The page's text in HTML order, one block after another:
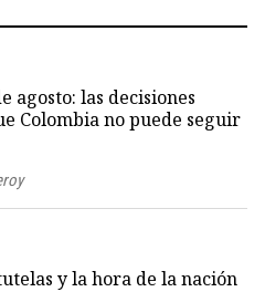
agosto: las decisiones
Colombia no puede seguir
y la hora de la nación